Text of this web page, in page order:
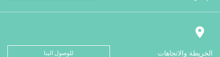
الخريطة والاتجاهات للوصول الينا